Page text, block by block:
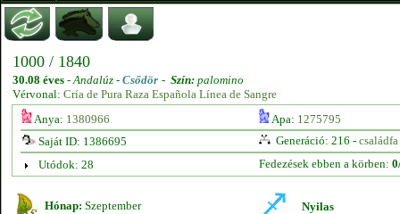
1000 / 1840
30.08 éves -Andalúz - Csődör - Szín: palomino
Vérvonal: Cría de Pura Raza Española Línea de Sangre
Anya: 1380966 Apa: 1275795
Saját ID: 1386695
Generáció: 216 - családfa
Utódok: 28
Fedezések ebben a körben:
Hónap: Szeptember Nyilas